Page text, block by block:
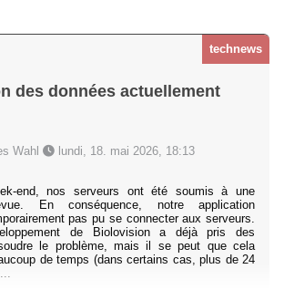
technews
des données actuellement
Wahl lundi, 18. mai 2026, 18:13
end, nos serveurs ont été soumis à une
En conséquence, notre application
pas pu se connecter aux serveurs.
de Biolovision a déjà pris des
le problème, mais il se peut que cela
de temps (dans certains cas, plus de 24